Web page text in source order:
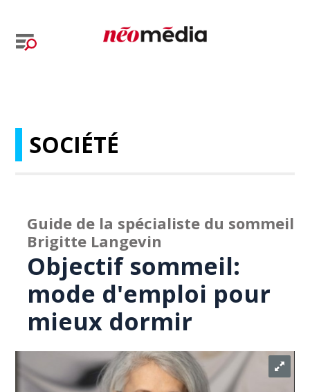
SOCIÉTÉ
Guide de la spécialiste du sommeil
Brigitte Langevin
Objectif sommeil:
mode d'emploi pour
mieux dormir